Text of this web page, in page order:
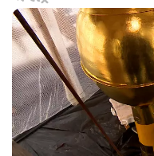
начала XX века, сейчас
проведения работ